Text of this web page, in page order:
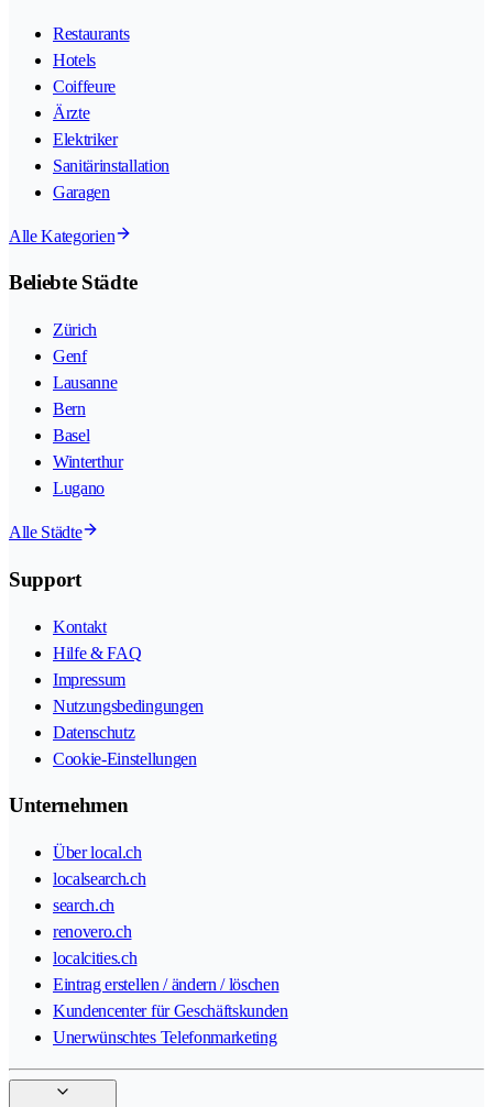
Restaurants
Hotels
Coiffeure
Ärzte
Elektriker
Sanitärinstallation
Garagen
Alle Kategorien
Beliebte Städte
Zürich
Genf
Lausanne
Bern
Basel
Winterthur
Lugano
Alle Städte
Support
Kontakt
Hilfe & FAQ
Impressum
Nutzungsbedingungen
Datenschutz
Cookie-Einstellungen
Unternehmen
Über local.ch
localsearch.ch
search.ch
renovero.ch
localcities.ch
Eintrag erstellen / ändern / löschen
Kundencenter für Geschäftskunden
Unerwünschtes Telefonmarketing